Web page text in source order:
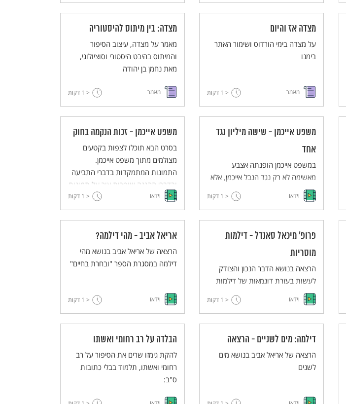
מצדה אז והיום
על מצדה בימי הורדוס ושימור האתר
בימנו
מאמר < 1 דקות
מצדה: בין מיתוס להיסטוריה
מאמר על מצדה, עיצוב הסיפור
והמיתוס בהיבט היסטורי וסוציולוגי,
מאת נחמן בן יהודה
מאמר < 1 דקות
משפט אייכמן - שישה מיליון נגד
אחד
במשפט אייכמן הופנתה אצבע
מאשימה לא רק נגד הנבל אייכמן, אלא
גם נגד הציבור הישראלי הצברי שהיה
אדיש ואף לגלג על ניצולי השואה על
"כצאן לטבח". במקבץ עדויות מצמרר
זה תוכלו להיחשף לתמונות שגרמו
האירועים המכוננים בהיסטוריה
וידאו < 1 דקות
משפט אייכמן - זכות הנקמה בחוק
בסרט הבא תוכלו לצפות בקטעים
מצולמים מתוך משפט אייכמן.
התמונות המתמקדות בדברי התביעה
ובדברי ההגנה שופכות אור על תמונות
העולם המעוותת של מכונת ההשמדה
הנאצית.
וידאו < 1 דקות
פרופ' מיכאל סאנדל - דילמות
מוסריות
הרצאה בנושא הדבר הנכון והצודק
לעשות בעזרת דוגמאות של דילמות
מוסריות. בהרצאה ממחיש פרופ'
מיכאל סאנדל החלטות מוסריות
המתמקדות במוסריות המעשה עצמו.
וידאו < 1 דקות
אריאל אביב - מהי דילמה?
הרצאה של אריאל אביב בנושא מהי
דילמה במסגרת הספר "ובחרת בחיים"
וידאו < 1 דקות
דילמה: מים לשניים - הרצאה
הרצאה של אריאל אביב בנושא מים
לשנים
הבלדה על רב רחומי ואשתו
להקת גימזו שרים את הסיפור על רב
רחומי ואשתו, תלמוד בבלי כתובות
ס"ב: